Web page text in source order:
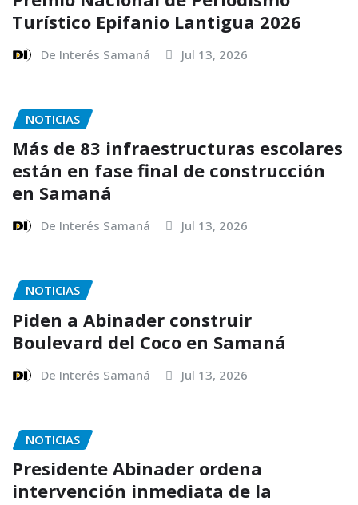
Turístico Epifanio Lantigua 2026
De Interés Samaná Jul 13, 2026
NOTICIAS
Más de 83 infraestructuras escolares
están en fase final de construcción
en Samaná
De Interés Samaná Jul 13, 2026
NOTICIAS
Piden a Abinader construir
Boulevard del Coco en Samaná
De Interés Samaná Jul 13, 2026
NOTICIAS
Presidente Abinader ordena
intervención inmediata de la